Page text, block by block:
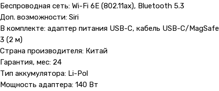
Беспроводная сеть: Wi-Fi 6E (802.11ax), Bluetooth 5.3
Доп. возможности: Siri
В комплекте: адаптер питания USB-C, кабель USB-C/MagSafe
3 (2 м)
Страна производителя: Китай
Гарантия, мес: 24
Тип аккумулятора: Li-Pol
Мощность адаптера: 140 Вт
Контакты